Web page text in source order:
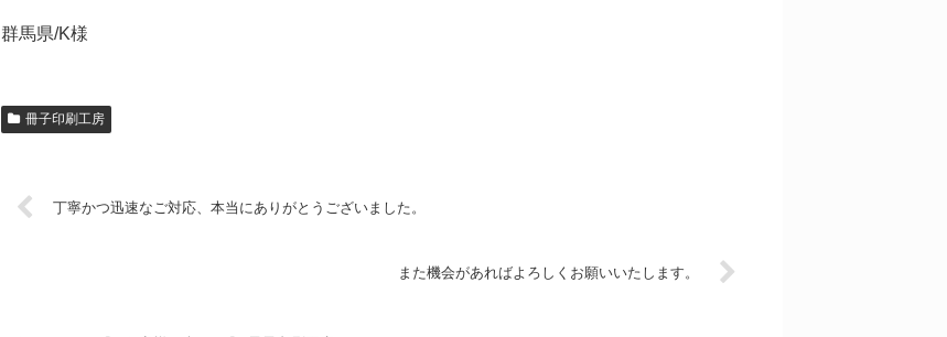
群馬県/K様
冊子印刷工房
丁寧かつ迅速なご対応、本当にありがとうございました。
また機会があればよろしくお願いいたします。